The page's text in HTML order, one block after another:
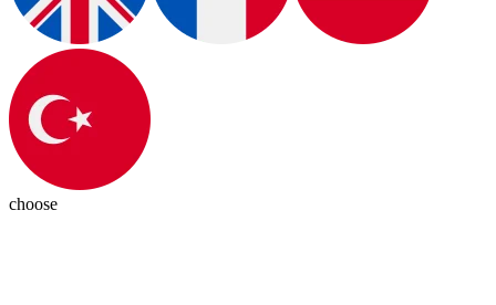
choose